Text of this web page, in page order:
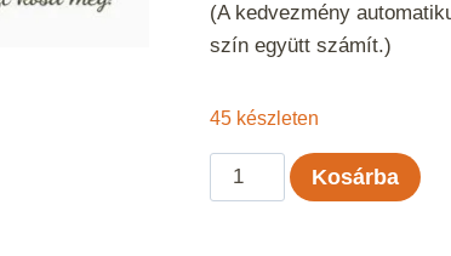
(A kedvezmény
szín együtt számít.)
45 készleten
Kartopu
Süper
Kosárba